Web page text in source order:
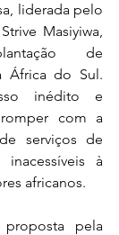
liderada pelo
Masiyiwa,
de
África do Sul.
inédito e
com a
serviços de
inacessíveis à
africanos.
pela